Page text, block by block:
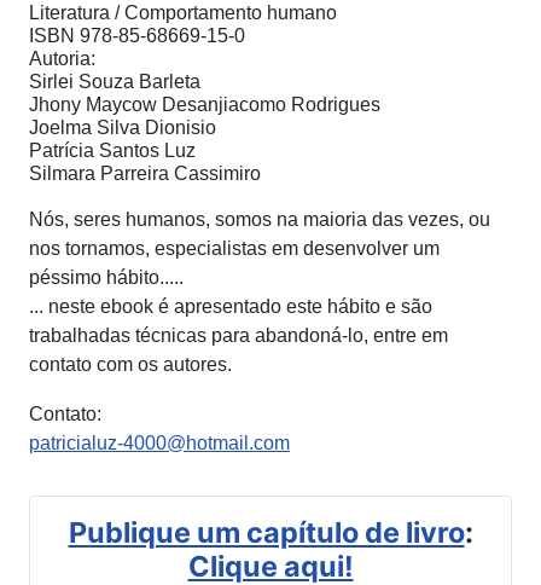
Literatura /Comportamento humano
ISBN 978-85-68669-15-0
Autoria:
Sirlei Souza Barleta
Jhony Maycow Desanjiacomo Rodrigues
Joelma Silva Dionisio
Patrícia Santos Luz
Silmara Parreira Cassimiro
Nós, seres humanos, somos na maioria das vezes, ou
nos tornamos, especialistas em desenvolver um
péssimo hábito.....
... neste ebook é apresentado este hábito e são
trabalhadas técnicas para abandoná-lo, entre em
contato com os autores.
Contato:
patricialuz-4000@hotmail.com
Publique um capítulo de livro:
Clique aqui!